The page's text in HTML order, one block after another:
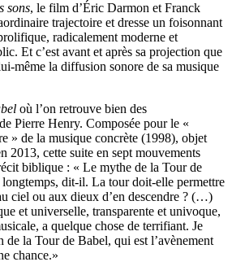
sons, le film d’Éric Darmon et Franck
trajectoire et dresse un foisonnant
radicalement moderne et
Et c’est avant et après sa projection que
même la diffusion sonore de sa musique
où l’on retrouve bien des
Pierre Henry. Composée pour le «
» de la musique concrète (1998), objet
2013, cette suite en sept mouvements
biblique : « Le mythe de la Tour de
dit-il. La tour doit-elle permettre
ciel ou aux dieux d’en descendre ? (…)
et universelle, transparente et univoque,
a quelque chose de terrifiant. Je
la Tour de Babel, qui est l’avènement
chance.»